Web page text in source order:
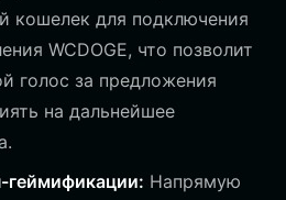
кошелек для подключения
WCDOGE, что позволит
голос за предложения
на дальнейшее
геймификации: Напрямую